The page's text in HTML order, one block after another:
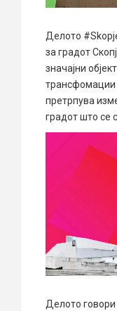
Делото
за градот
значајни
трансфомации
претрпува
градот што се
Делото говори